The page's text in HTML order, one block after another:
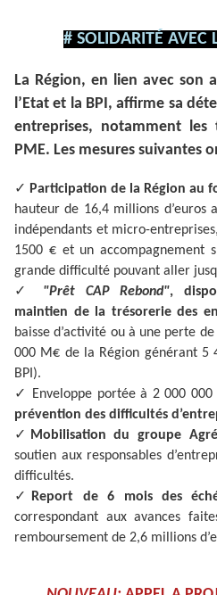
# SOLIDARITÉ AVEC
La Région, en lien avec son
l’Etat et la BPI, affirme sa
entreprises, notamment les
PME. Les mesures suivantes
✓ Participation de la Région au
hauteur de 16,4 millions d’euros
indépendants et micro-
1500 € et un accompagnement
grande difficulté pouvant aller
✓ "Prêt CAP Rebond",
maintien de la trésorerie des
baisse d’activité ou à une perte
000 M€ de la Région générant 5
BPI).
✓ Enveloppe portée à 2 000
prévention des difficultés
✓ Mobilisation du groupe
soutien aux responsables
difficultés.
✓
Report de 6 mois des
correspondant aux avances
remboursement de 2,6 millions